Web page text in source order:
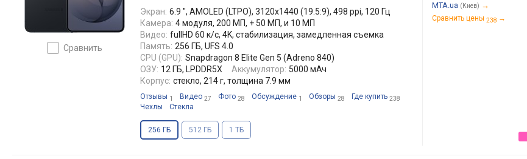
сравнить
Экран: 6.9 ", AMOLED (LTPO), 3120x1440 (19.5:9), 498 ppi, 120 Гц
Камера: 4 модуля, 200 МП, + 50 МП, и 10 МП
Видео: fullHD 60 к/с, 4K, стабилизация, замедленная съемка
Память: 256 ГБ, UFS 4.0
CPU (GPU): Snapdragon 8 Elite Gen 5 (Adreno 840)
ОЗУ: 12 ГБ, LPDDR5X Аккумулятор: 5000 мАч
Корпус: стекло, 214 г, толщина 7.9 мм
Отзывы 1 Видео 27 Фото 28 Обсуждение 1 Обзоры 28 Где купить 238
Чехлы Стекла
256 ГБ 512 ГБ 1 ТБ
MTA.ua (Киев) →
Сравнить цены 238 →